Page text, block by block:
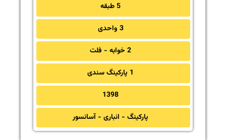
5 طبقه
3 واحدی
2 خوابه - فلت
1 پارکینگ سندی
1398
پارکینگ - انباری - آسانسور